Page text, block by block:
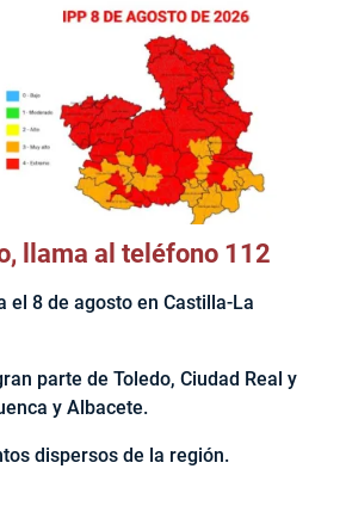
llama al teléfono 112
el 8 de agosto en Castilla-La
parte de Toledo, Ciudad Real y
y Albacete.
dispersos de la región.